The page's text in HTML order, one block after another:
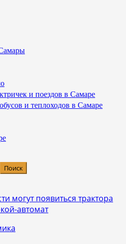
и поездов в Самаре
и теплоходов в Самаре
могут появиться трактора
автомат